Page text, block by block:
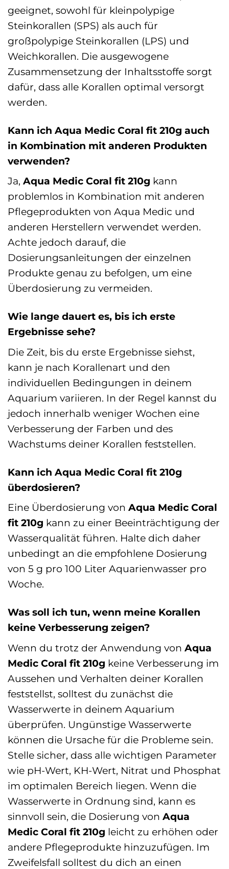
geeignet, sowohl für kleinpolypige
Steinkorallen (SPS) als auch für
großpolypige Steinkorallen (LPS) und
Weichkorallen. Die ausgewogene
Zusammensetzung der Inhaltsstoffe sorgt
dafür, dass alle Korallen optimal versorgt
werden.
Kann ich Aqua Medic Coral fit 210g auch
in Kombination mit anderen Produkten
verwenden?
Ja, Aqua Medic Coral fit 210g kann
problemlos in Kombination mit anderen
Pflegeprodukten von Aqua Medic und
anderen Herstellern verwendet werden.
Achte jedoch darauf, die
Dosierungsanleitungen der einzelnen
Produkte genau zu befolgen, um eine
Überdosierung zu vermeiden.
Wie lange dauert es, bis ich erste
Ergebnisse sehe?
Die Zeit, bis du erste Ergebnisse siehst,
kann je nach Korallenart und den
individuellen Bedingungen in deinem
Aquarium variieren. In der Regel kannst du
jedoch innerhalb weniger Wochen eine
Verbesserung der Farben und des
Wachstums deiner Korallen feststellen.
Kann ich Aqua Medic Coral fit 210g
überdosieren?
Eine Überdosierung von Aqua Medic Coral
fit 210g kann zu einer Beeinträchtigung der
Wasserqualität führen. Halte dich daher
unbedingt an die empfohlene Dosierung
von 5 g pro 100 Liter Aquarienwasser pro
Woche.
Was soll ich tun, wenn meine Korallen
keine Verbesserung zeigen?
Wenn du trotz der Anwendung von Aqua
Medic Coral fit 210g keine Verbesserung im
Aussehen und Verhalten deiner Korallen
feststellst, solltest du zunächst die
Wasserwerte in deinem Aquarium
überprüfen. Ungünstige Wasserwerte
können die Ursache für die Probleme sein.
Stelle sicher, dass alle wichtigen Parameter
wie pH-Wert, KH-Wert, Nitrat und Phosphat
im optimalen Bereich liegen. Wenn die
Wasserwerte in Ordnung sind, kann es
sinnvoll sein, die Dosierung von Aqua
Medic Coral fit 210g leicht zu erhöhen oder
andere Pflegeprodukte hinzuzufügen. Im
Zweifelsfall solltest du dich an einen